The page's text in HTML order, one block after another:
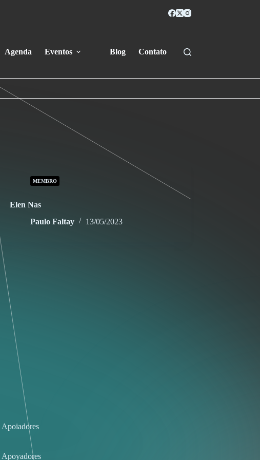
Agenda Eventos Blog Contato
MEMBRO
Elen Nas
Paulo Faltay
13/05/2023
Apoiadores
Apoyadores